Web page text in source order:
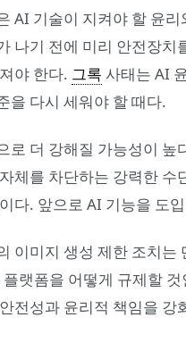
AI 기술이 지켜야 할 윤
나기 전에 미리 안전장
야 한다. 그록 사태는 AI
을 다시 세워야 할 때다.
로 더 강해질 가능성이
체를 차단하는 강력한
다. 앞으로 AI 기능을 도
이미지 생성 제한 조치
랫폼을 어떻게 규제할
전성과 윤리적 책임을